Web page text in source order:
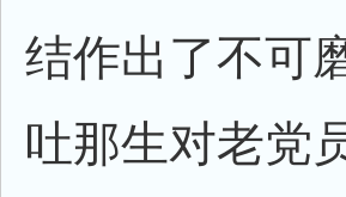
结作出了不可
吐那生对老党